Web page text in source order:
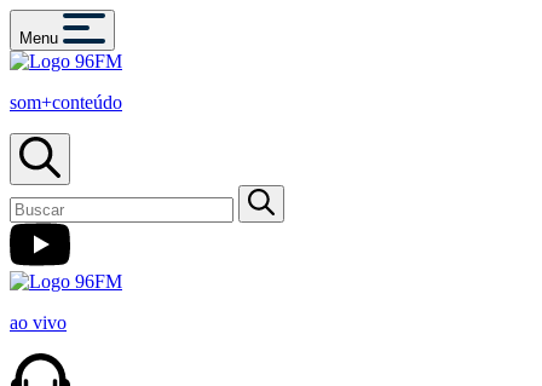
Menu
som+conteúdo
ao vivo